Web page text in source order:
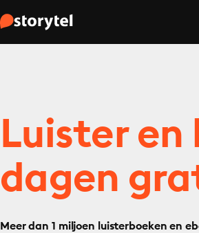
Luister en
dagen
Meer dan 1 miljoen luisterboeken en